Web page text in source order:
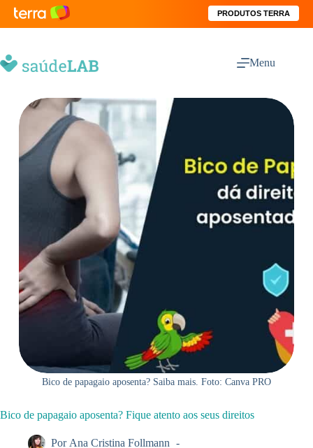
PRODUTOS TERRA
Menu
Bico de papagaio aposenta? Saiba mais. Foto: Canva PRO
Bico de papagaio aposenta? Fique atento aos seus direitos
Por Ana Cristina Follmann